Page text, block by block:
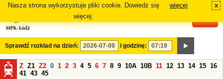
Nasza strona wykorzystuje pliki cookie. Dowiedz się
więcej.
więcej x
Sprawdź rozkład na dzień: i godzinę:
Z Z1 Z2 0 1 2 3 4 5 6 7 8 9 10A 10B 11 12 13 14 15 16
41 43 45